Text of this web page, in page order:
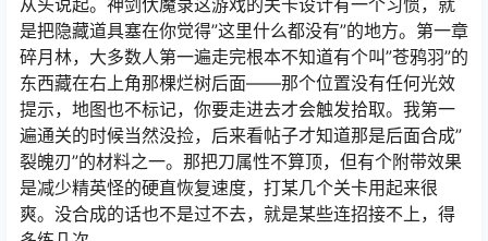
从头说起。神剑伏魔录这游戏的关卡设计有一个习惯，就
是把隐藏道具塞在你觉得”这里什么都没有”的地方。第一章
碎月林，大多数人第一遍走完根本不知道有个叫”苍鸦羽”的
东西藏在右上角那棵烂树后面——那个位置没有任何光效
提示，地图也不标记，你要走进去才会触发拾取。我第一
遍通关的时候当然没捡，后来看帖子才知道那是后面合成”
裂魄刃”的材料之一。那把刀属性不算顶，但有个附带效果
是减少精英怪的硬直恢复速度，打某几个关卡用起来很
爽。没合成的话也不是过不去，就是某些连招接不上，得